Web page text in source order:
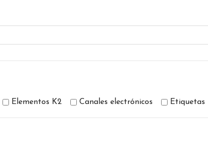
Elementos K2 Canales electrónicos Etiquetas